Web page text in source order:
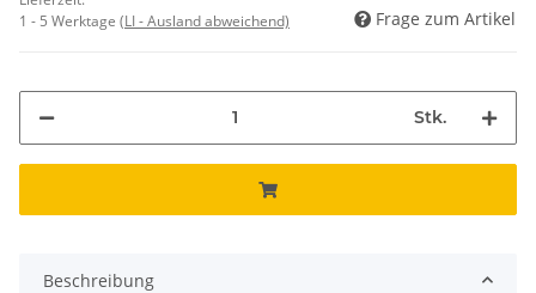
1 - 5 Werktage (LI - Ausland abweichend) Frage zum Artikel
Stk.
Beschreibung